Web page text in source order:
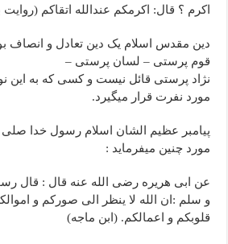
اکرم ؟ قال: اکرمکم عندالله اتقاکم
دین مقدس اسلام یک دین تعادل و انصاف
قوم پرستی – لسان پرستی –
نژاد پرستی قائل نیست و کسی که به این
مورد نفرت قرار میگیرد.
پیامبر عظیم الشان اسلام رسول خدا صلى
مورد چنین میفرماید :
عن ابی هریره رضی الله عنه قال : قال
و سلم :ان الله لا ینظر الی صورکم و
قلوبکم و اعمالکم. (ابن ماجه)